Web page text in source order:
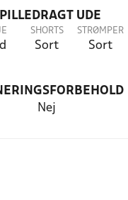
UDE
SHORTS
Sort
STRØMPER
Sort
Nej